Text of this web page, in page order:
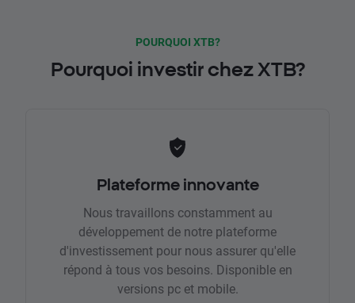
POURQUOI XTB?
Pourquoi investir chez XTB?
Plateforme innovante
Nous travaillons constamment au
développement de notre plateforme
d'investissement pour nous assurer qu'elle
répond à tous vos besoins. Disponible en
versions pc et mobile.